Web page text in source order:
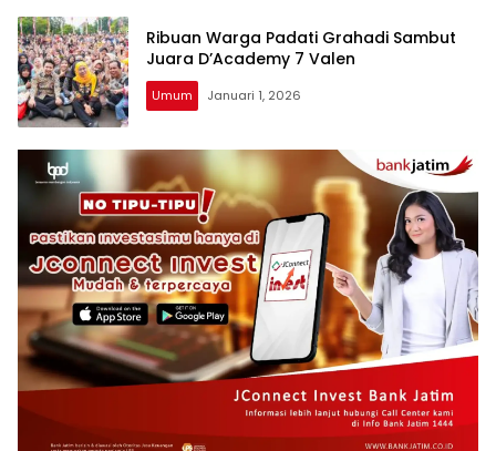
Ribuan Warga Padati Grahadi Sambut
Juara D’Academy 7 Valen
Umum Januari 1, 2026